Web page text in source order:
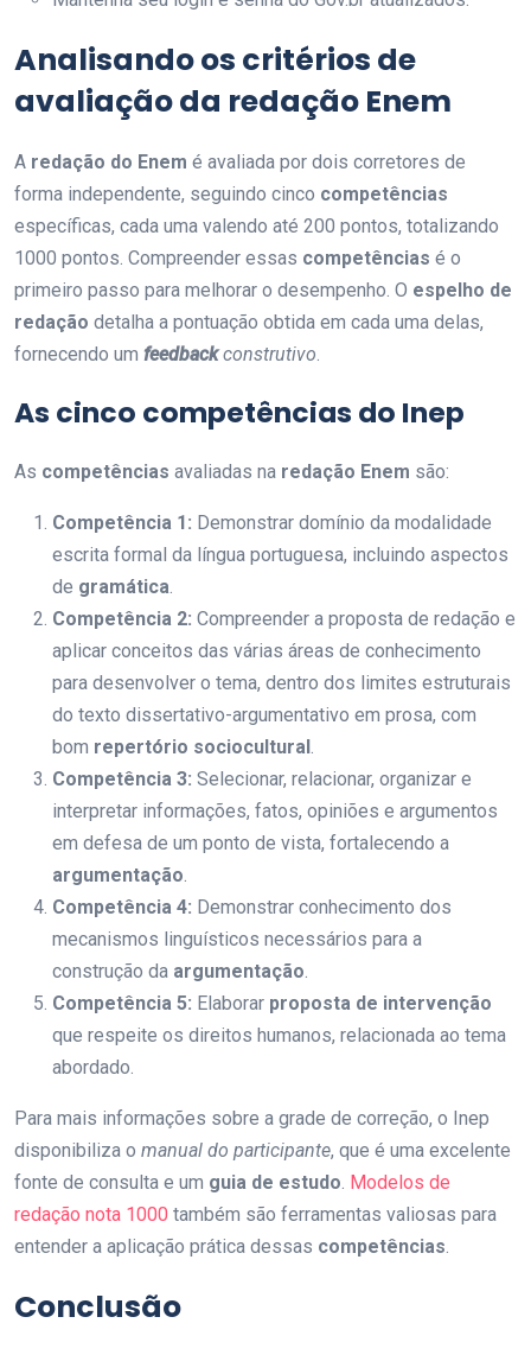
Analisando os critérios de
avaliaçãoda redação Enem
A redação do Enem é avaliada por dois corretores de
forma independente, seguindo cinco competências
específicas, cada uma valendo até 200 pontos, totalizando
1000 pontos. Compreender essas competências é o
primeiro passo para melhorar o desempenho. O espelho de
redação detalha a pontuação obtida em cada uma delas,
fornecendo um feedbackconstrutivo.
As cinco competências do Inep
As competências avaliadas na redação Enem são:
Competência 1: Demonstrar domínio da modalidade
escrita formal da língua portuguesa, incluindo aspectos
de gramática.
Competência 2: Compreender a proposta de redação e
aplicar conceitos das várias áreas de conhecimento
para desenvolver o tema, dentro dos limites estruturais
do texto dissertativo-argumentativo em prosa, com
bom repertório sociocultural .
Competência 3: Selecionar, relacionar, organizar e
interpretar informações, fatos, opiniões e argumentos
em defesa de um ponto de vista, fortalecendo a
argumentação.
Competência 4: Demonstrar conhecimento dos
mecanismos linguísticos necessários para a
construção da argumentação.
Competência 5: Elaborar proposta de intervenção
que respeite os direitos humanos, relacionada ao tema
abordado.
Para mais informações sobre a grade de correção, o Inep
disponibiliza o manual do participante, que é uma excelente
fonte de consulta e um guia de estudo. Modelos de
redação nota 1000 também são ferramentas valiosas para
entender a aplicação prática dessas competências.
Conclusão